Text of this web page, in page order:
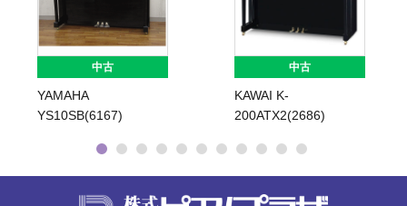
中古
YAMAHA
YS10SB(6167)
中古
KAWAI K-
200ATX2(2686)